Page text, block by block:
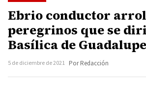
Ebrio conductor
peregrinos que se
Basílica de Guadalupe
5 de diciembre de 2021 Por Redacción